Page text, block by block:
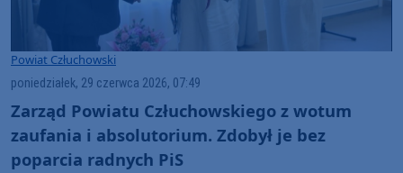
Powiat Człuchowski
poniedziałek, 29 czerwca 2026, 07:49
Zarząd Powiatu Człuchowskiego z wotum
zaufania i absolutorium. Zdobył je bez
poparcia radnych PiS